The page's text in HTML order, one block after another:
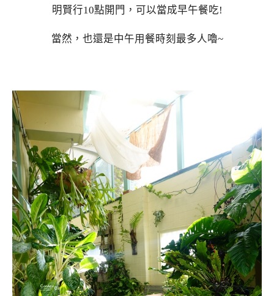
明賢行10點開門，可以當成早午餐吃!
當然，也還是中午用餐時刻最多人嚕~